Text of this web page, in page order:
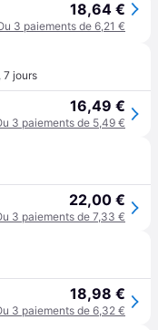
18,64 €
3 paiements de 6,21 €
, 7 jours
16,49 €
3 paiements de 5,49 €
22,00 €
3 paiements de 7,33 €
18,98 €
3 paiements de 6,32 €